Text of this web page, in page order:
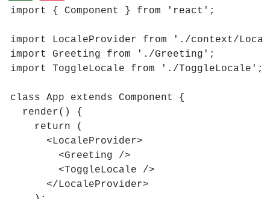
import { Component } from 'react';
import LocaleProvider from './context/
import Greeting from './Greeting';
import ToggleLocale from './ToggleLocale';
class App extends Component {
  render() {
    return (
      <LocaleProvider>
        <Greeting />
        <ToggleLocale />
      </LocaleProvider>